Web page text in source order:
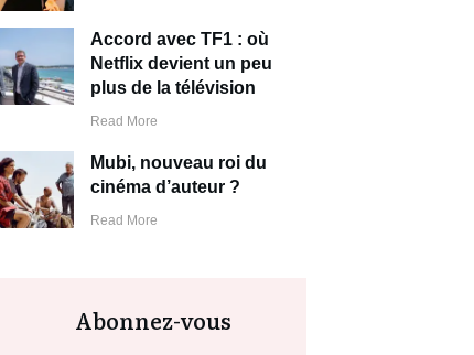
Accord avec TF1 : où
Netflix devient un peu
plus de la télévision
Read More
Mubi, nouveau roi du
cinéma d’auteur ?
Read More
Abonnez-vous